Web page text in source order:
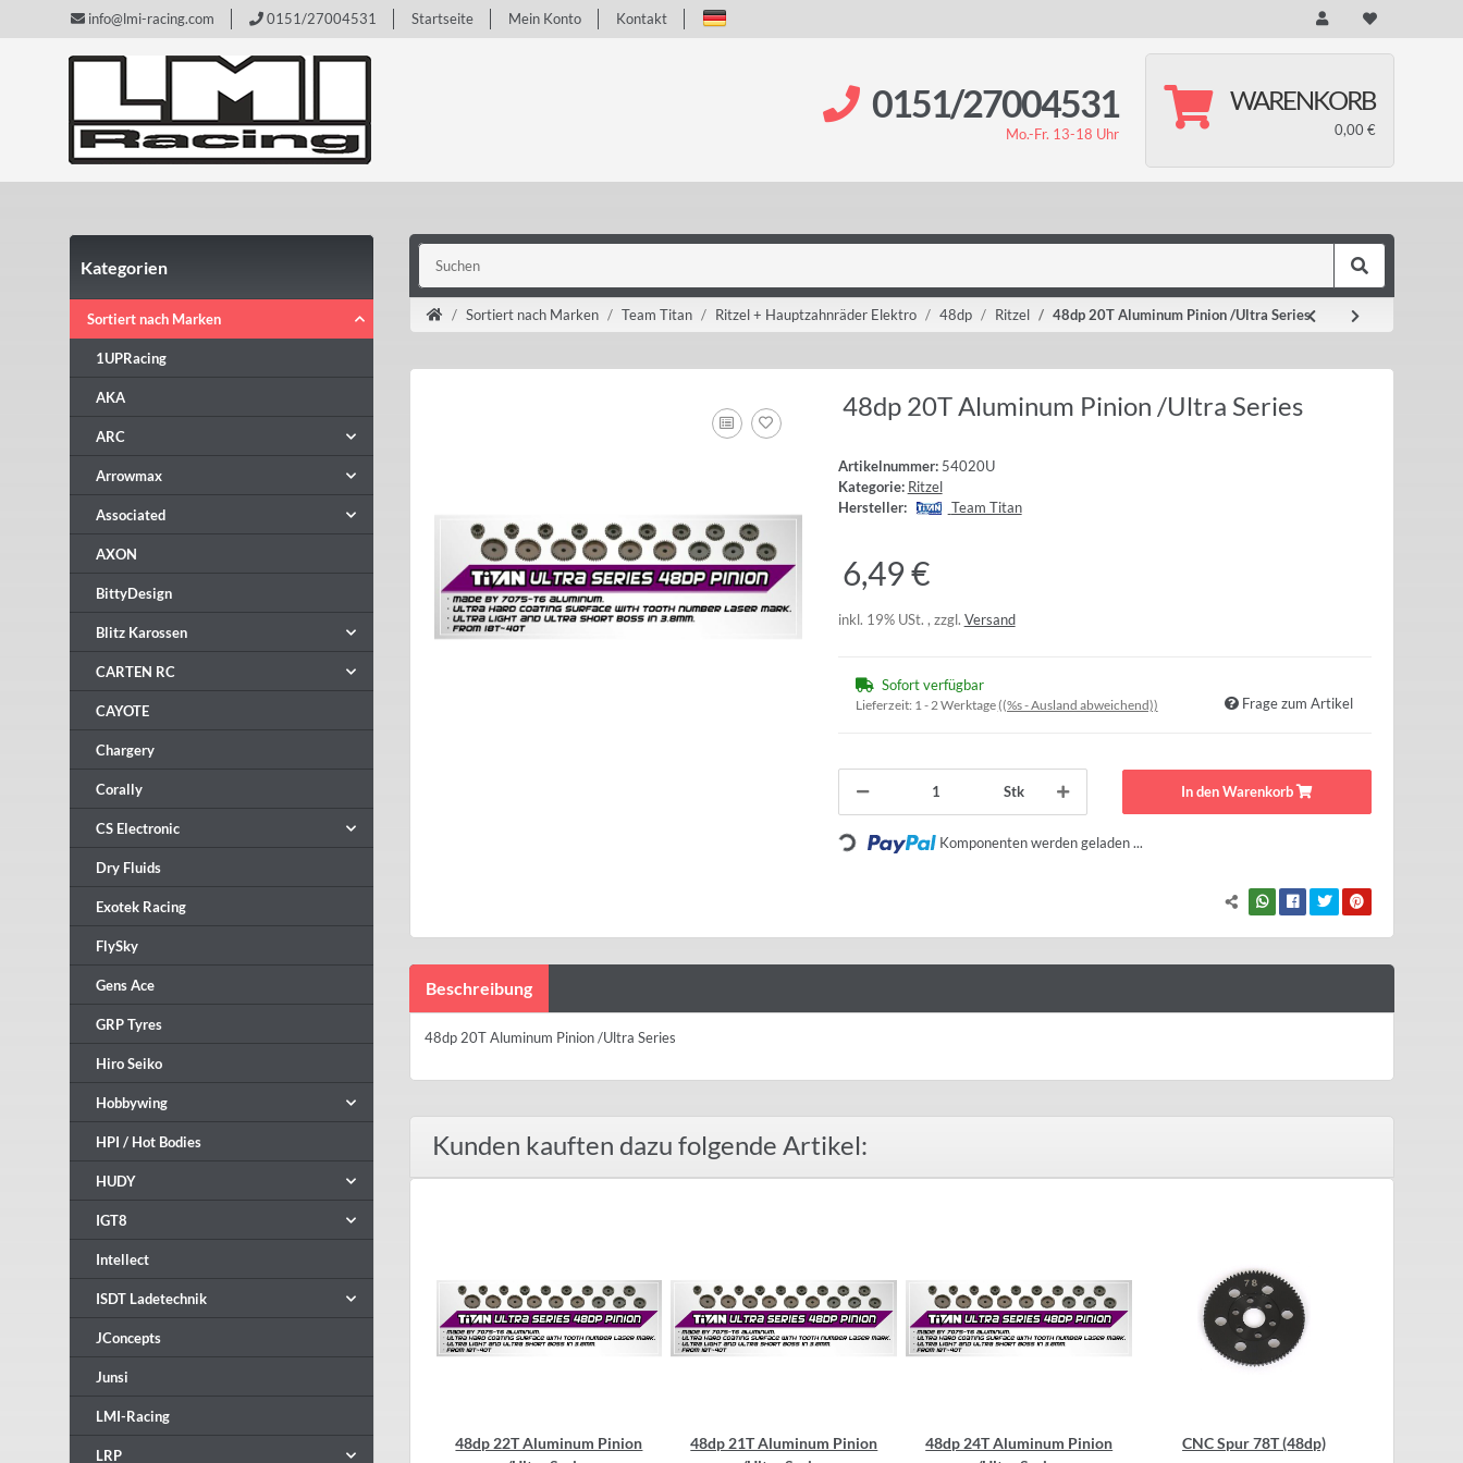
info@lmi-racing.com 0151/27004531 Startseite Mein Konto Kontakt
0151/27004531
Mo.-Fr. 13-18 Uhr
WARENKORB
0,00 €
Sortiert nach Marken Team Titan Ritzel + Hauptzahnräder Elektro 48dp Ritzel 48dp 20T Aluminum Pinion /Ultra Series
48dp 20T Aluminum Pinion /Ultra Series
Artikelnummer: 54020U
Kategorie: Ritzel
Hersteller:
Team Titan
6,49 €
inkl. 19% USt. , zzgl. Versand
Sofort verfügbar
Lieferzeit: 1 - 2 Werktage((%s - Ausland abweichend)) Frage zum Artikel
Stk In den Warenkorb
Loading... Komponenten werden geladen ...
Beschreibung
48dp 20T Aluminum Pinion /Ultra Series
Kunden kauften dazu folgende Artikel:
48dp 22T Aluminum Pinion
48dp 21T Aluminum Pinion
48dp 24T Aluminum Pinion
CNC Spur 78T (48dp)
Kategorien
Sortiert nach Marken
1UPRacing
AKA
ARC
Arrowmax
Associated
AXON
BittyDesign
Blitz Karossen
CARTEN RC
CAYOTE
Chargery
Corally
CS Electronic
Dry Fluids
Exotek Racing
FlySky
Gens Ace
GRP Tyres
Hiro Seiko
Hobbywing
HPI / Hot Bodies
HUDY
IGT8
Intellect
ISDT Ladetechnik
JConcepts
Junsi
LMI-Racing
LRP